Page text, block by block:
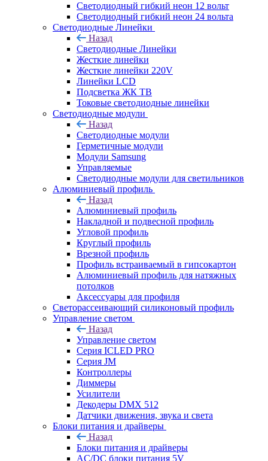
Светодиодный гибкий неон 12 вольт
Светодиодный гибкий неон 24 вольта
Светодиодные Линейки
Назад
Светодиодные Линейки
Жесткие линейки
Жесткие линейки 220V
Линейки LCD
Подсветка ЖК ТВ
Токовые светодиодные линейки
Светодиодные модули
Назад
Светодиодные модули
Герметичные модули
Модули Samsung
Управляемые
Светодиодные модули для светильников
Алюминиевый профиль
Назад
Алюминиевый профиль
Накладной и подвесной профиль
Угловой профиль
Круглый профиль
Врезной профиль
Профиль встраиваемый в гипсокартон
Алюминиевый профиль для натяжных
потолков
Аксессуары для профиля
Светорассеивающий силиконовый профиль
Управление светом
Назад
Управление светом
Серия ICLED PRO
Серия JM
Контроллеры
Диммеры
Усилители
Декодеры DMX 512
Датчики движения, звука и света
Блоки питания и драйверы
Назад
Блоки питания и драйверы
AC/DC блоки питания 5V